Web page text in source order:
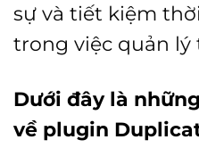
sự và tiết kiệm
trong việc quản lý
Dưới đây là
về plugin